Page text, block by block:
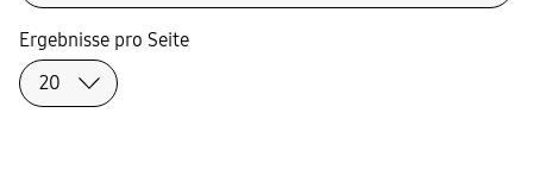
Ergebnisse pro Seite